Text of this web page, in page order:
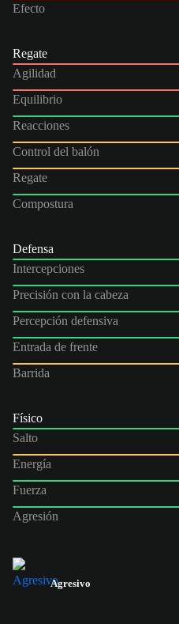
Efecto
Regate
Agilidad
Equilibrio
Reacciones
Control del balón
Regate
Compostura
Defensa
Intercepciones
Precisión con la cabeza
Percepción defensiva
Entrada de frente
Barrida
Físico
Salto
Energía
Fuerza
Agresión
Agresivo